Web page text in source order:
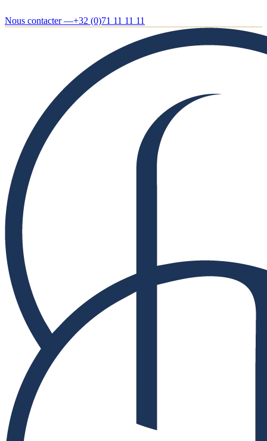
Nous contacter —+32 (0)71 11 11 11